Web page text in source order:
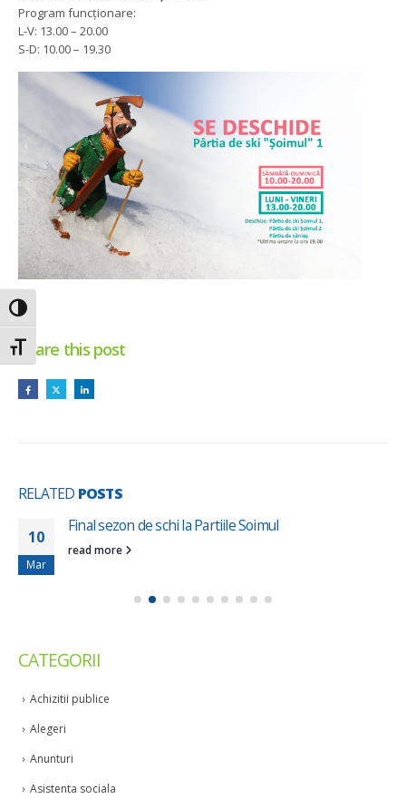
Toggle High Contrast
Toggle Font size
Program funcționare:
L-V: 13.00 – 20.00
S-D: 10.00 – 19.30
Share this post
RELATED POSTS
10
Mar
Final sezon de schi la Partiile Soimul
read more
CATEGORII
Achizitii publice
Alegeri
Anunturi
Asistenta sociala